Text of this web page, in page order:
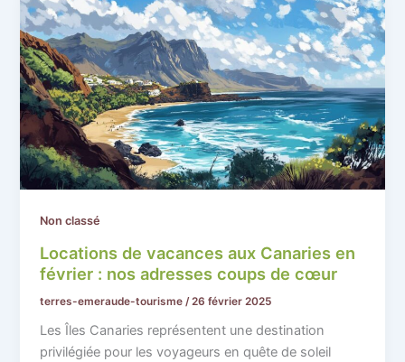
Non classé
Locations de vacances aux Canaries en
février : nos adresses coups de cœur
terres-emeraude-tourisme /26 février 2025
Les Îles Canaries représentent une destination
privilégiée pour les voyageurs en quête de soleil